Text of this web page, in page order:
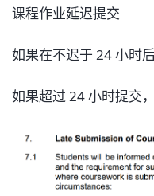
课程作业延迟提交
如果在不迟于 24 小时
如果超过 24 小时提交